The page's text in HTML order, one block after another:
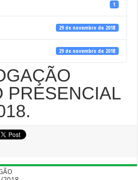
1
29 de novembro de 2018
29 de novembro de 2018
PRESENCIAL